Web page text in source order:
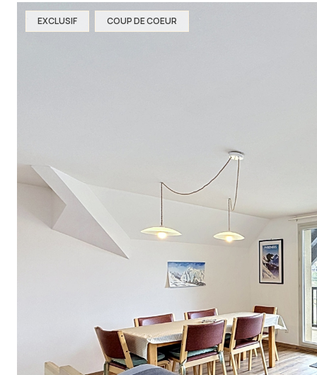
EXCLUSIF COUP DE COEUR